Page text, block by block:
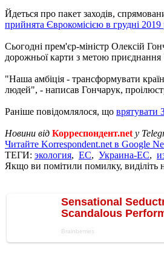
Йдеться про пакет заходів,
прийнята Єврокомісією в грудні 2019
Сьогодні прем'єр-міністр Олексій
дорожньої карти з метою приєднання
"Наша амбіція - трансформувати
людей", - написав Гончарук,
Раніше повідомлялося, що врятувати
Новини від Корреспондент.net у
Читайте Korrespondent.net в Google
ТЕГИ: экология, ЕС, Украина-ЕС,
Якщо ви помітили помилку, виділіть